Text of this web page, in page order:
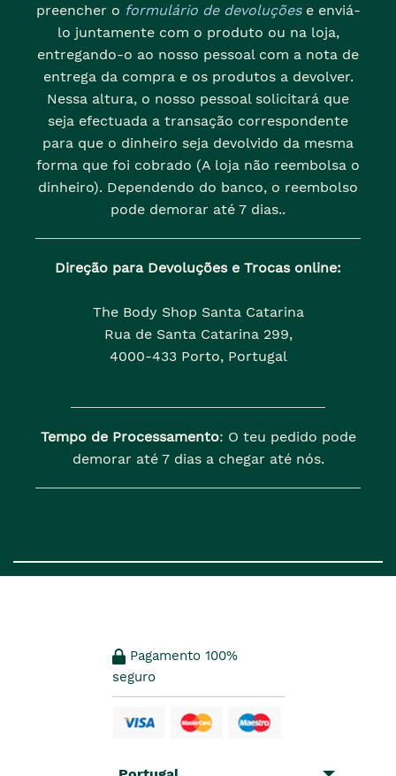
preencher o formulário de devoluçõese enviá-
lo juntamente com o produto ou na loja,
entregando-o ao nosso pessoal com a nota de
entrega da compra e os produtos a devolver.
Nessa altura, o nosso pessoal solicitará que
seja efectuada a transação correspondente
para que o dinheiro seja devolvido da mesma
forma que foi cobrado (A loja não reembolsa o
dinheiro). Dependendo do banco, o reembolso
pode demorar até 7 dias..
Direção para Devoluções e Trocas online:
The Body Shop Santa Catarina
Rua de Santa Catarina 299,
4000-433 Porto, Portugal
Tempo de Processamento: O teu pedido pode
demorar até 7 dias a chegar até nós.
Pagamento 100%
seguro